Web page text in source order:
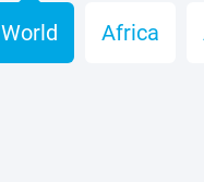
World Africa